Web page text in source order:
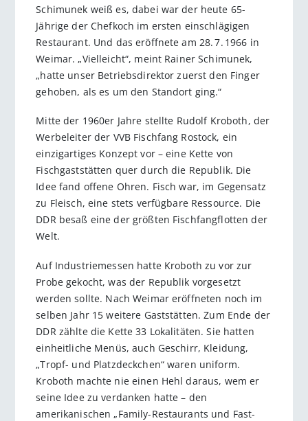
Schimunek weiß es, dabei war der heute 65-
Jährige der Chefkoch im ersten einschlägigen
Restaurant. Und das eröffnete am 28. 7. 1966 in
Weimar. „Vielleicht“, meint Rainer Schimunek,
„hatte unser Betriebsdirektor zuerst den Finger
gehoben, als es um den Standort ging.“
Mitte der 1960er Jahre stellte Rudolf Kroboth, der
Werbeleiter der VVB Fischfang Rostock, ein
einzigartiges Konzept vor – eine Kette von
Fischgaststätten quer durch die Republik. Die
Idee fand offene Ohren. Fisch war, im Gegensatz
zu Fleisch, eine stets verfügbare Ressource. Die
DDR besaß eine der größten Fischfangflotten der
Welt.
Auf Industriemessen hatte Kroboth zu vor zur
Probe gekocht, was der Republik vorgesetzt
werden sollte. Nach Weimar eröffneten noch im
selben Jahr 15 weitere Gaststätten. Zum Ende der
DDR zählte die Kette 33 Lokalitäten. Sie hatten
einheitliche Menüs, auch Geschirr, Kleidung,
„Tropf- und Platzdeckchen“ waren uniform.
Kroboth machte nie einen Hehl daraus, wem er
seine Idee zu verdanken hatte – den
amerikanischen „Family-Restaurants und Fast-